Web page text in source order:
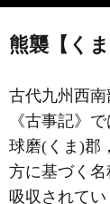
熊襲【くま
古代九州西南
《古事記》
球磨(くま)郡
方に基づく
吸収されてい